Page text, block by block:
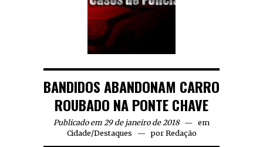
BANDIDOS ABANDONAM CARRO
ROUBADO NA PONTE CHAVE
Publicado em 29 de janeiro de 2018
em
Cidade/Destaques por Redação